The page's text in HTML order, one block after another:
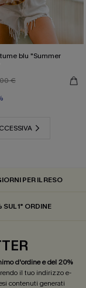
blu "Summer
€
PER IL RESO
SUL 1° ORDINE
d'ordine e del 20%
il tuo indirizzo e-
contenuti generati